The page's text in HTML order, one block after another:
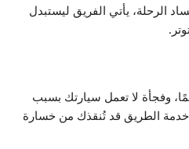
الرحلة، يأتي الفريق ليستبدل
وفجأة لا تعمل سيارتك بسبب
خدمة الطريق قد تُنقذك من خسارة